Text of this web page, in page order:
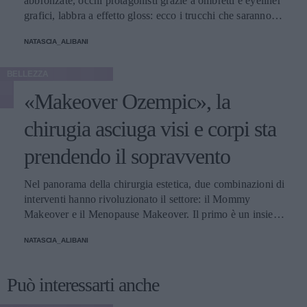
grafici, labbra a effetto gloss: ecco i trucchi che saranno
NATASCIA_ALIBANI
«Makeover Ozempic», la
chirugia asciuga visi e corpi sta
prendendo il sopravvento
Nel panorama della chirurgia estetica, due combinazioni di
interventi hanno rivoluzionato il settore: il Mommy
Makeover e il Menopause Makeover. Il primo è un insieme
donne a recuperare la forma fisica e l'aspetto che avevano
soprattutto addome, seno e altre aree soggette a
NATASCIA_ALIBANI
Può interessarti anche